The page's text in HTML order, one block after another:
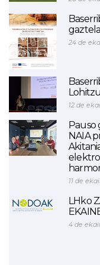
24 de
12 de
Pauso
NAIA
11 de
LHko
4 de